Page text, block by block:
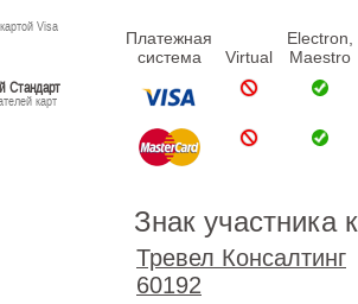
Visa
Стандарт
карт
Платежная
система
Virtual
Electron,
Maestro
Знак участника
Тревел Консалтинг
60192